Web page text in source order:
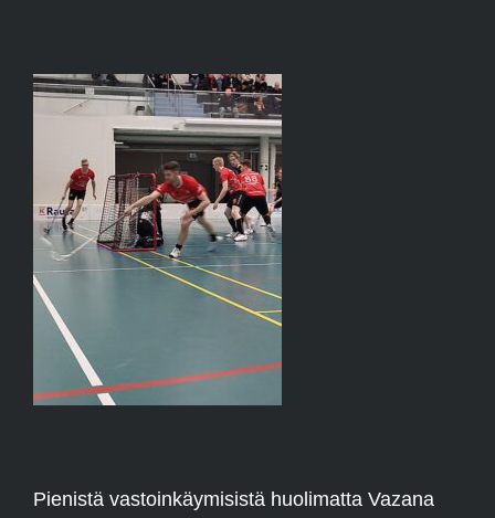
Pienistä vastoinkäymisistä huolimatta Vazana